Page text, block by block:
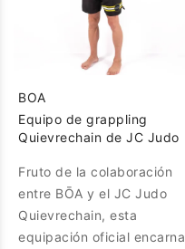
BOA
Equipo de grappling
Quievrechain de JC Judo
Fruto de la colaboración
entre BŌA y el JC Judo
Quievrechain, esta
equipación oficial encarna